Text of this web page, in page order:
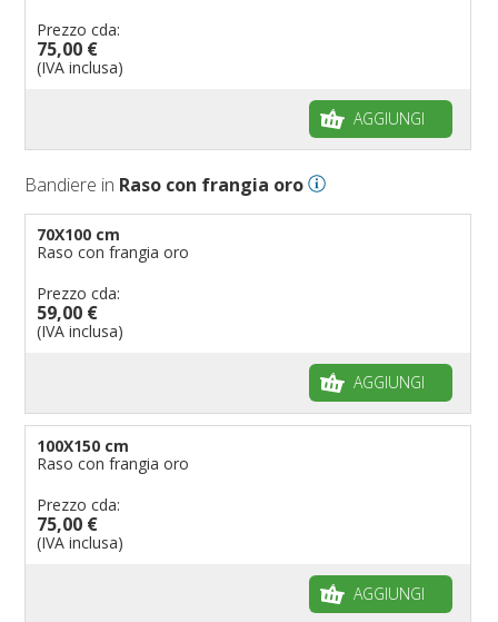
Prezzo cda:
75,00 €
(IVA inclusa)
AGGIUNGI
Bandiere in Raso con frangia oro
70X100 cm
Raso con frangia oro
Prezzo cda:
59,00 €
(IVA inclusa)
AGGIUNGI
100X150 cm
Raso con frangia oro
Prezzo cda:
75,00 €
(IVA inclusa)
AGGIUNGI